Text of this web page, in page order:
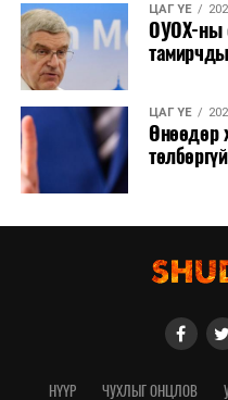
ЦАГ ҮЕ
ОУОХ-ны
ЦАГ ҮЕ
Өнөөдөр
НҮҮР ЧУХЛЫГ ОНЦЛОВ